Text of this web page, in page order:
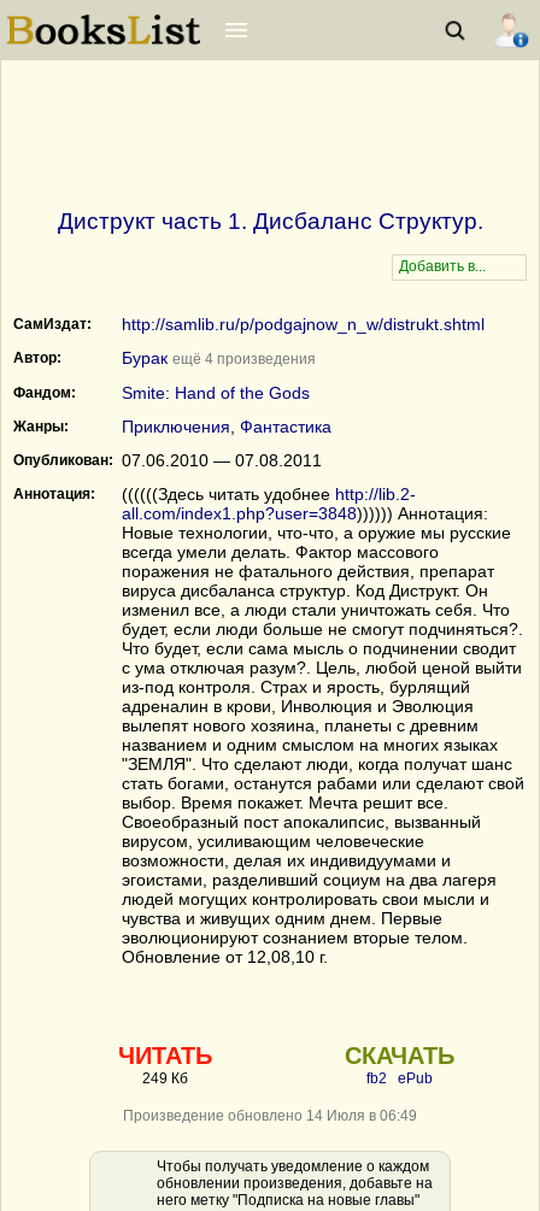
Диструкт часть 1. Дисбаланс Структур.
СамИздат: http://samlib.ru/p/podgajnow_n_w/distrukt.shtml
Автор: Бурак ещё 4 произведения
Фандом:
Smite: Hand of the Gods
Жанры: Приключения Фантастика
Опубликован: 07.06.2010 — 07.08.2011
Аннотация: ((((((Здесь читать удобнее http://lib.2-
all.com/index1.php?user=3848)))))) Аннотация:
Новые технологии, что-что, а оружие мы русские
всегда умели делать. Фактор массового
поражения не фатального действия, препарат
вируса дисбаланса структур. Код Диструкт. Он
изменил все, а люди стали уничтожать себя. Что
будет, если люди больше не смогут подчиняться?.
Что будет, если сама мысль о подчинении сводит
с ума отключая разум?. Цель, любой ценой выйти
из-под контроля. Страх и ярость, бурлящий
адреналин в крови, Инволюция и Эволюция
вылепят нового хозяина, планеты с древним
названием и одним смыслом на многих языках
"ЗЕМЛЯ". Что сделают люди, когда получат шанс
стать богами, останутся рабами или сделают свой
выбор. Время покажет. Мечта решит все.
Своеобразный пост апокалипсис, вызванный
вирусом, усиливающим человеческие
возможности, делая их индивидуумами и
эгоистами, разделивший социум на два лагеря
людей могущих контролировать свои мысли и
чувства и живущих одним днем. Первые
эволюционируют сознанием вторые телом.
Обновление от 12,08,10 г.
ЧИТАТЬ
249 Кб
СКАЧАТЬ
fb2 ePub
Произведение обновлено 14 Июля в 06:49
Чтобы получать уведомление о каждом
обновлении произведения, добавьте на
него метку "Подписка на новые главы"